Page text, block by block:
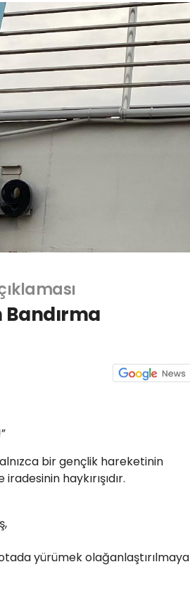
Bandırma
bir gençlik hareketinin
haykırışıdır.
yürümek olağanlaştırılmaya